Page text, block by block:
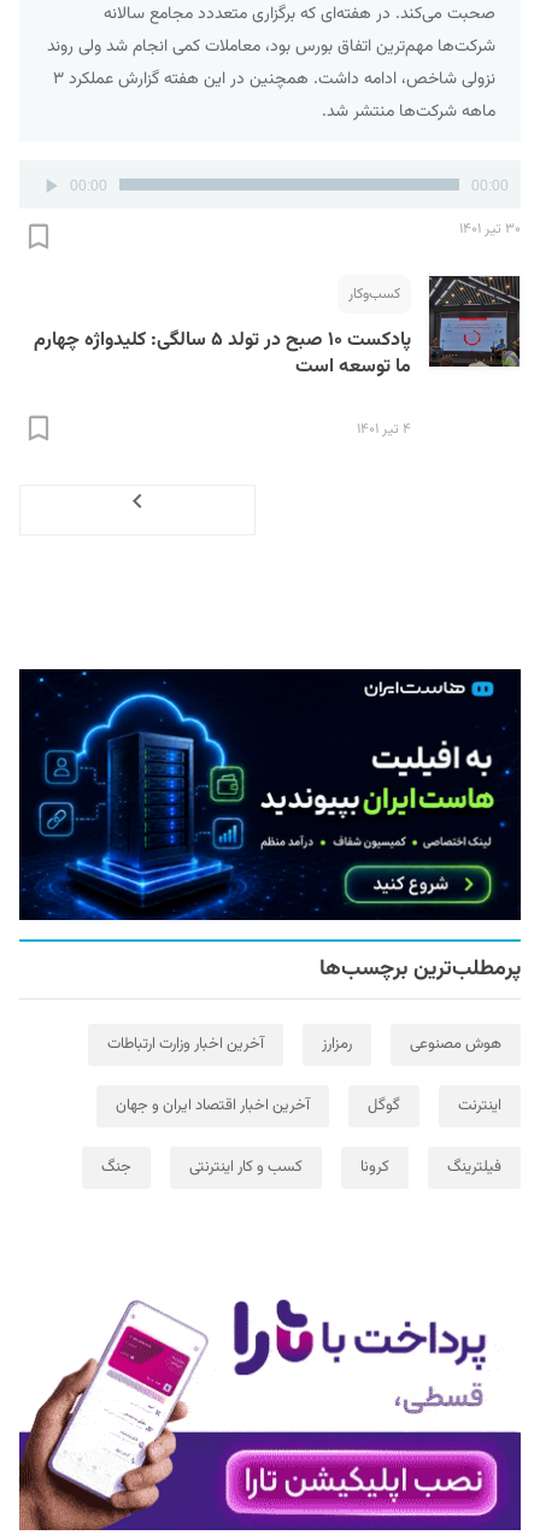
صحبت می‌کند. در هفته‌ای که برگزاری متعددد مجامع سالانه
شرکت‌ها مهم‌ترین اتفاق بورس بود، معاملات کمی انجام شد ولی روند
نزولی شاخص، ادامه داشت. همچنین در این هفته گزارش عملکرد ۳
ماهه شرکت‌ها منتشر شد.
پخش‌کننده
صوت
00:00 00:00
۳۰ تیر ۱۴۰۱
کسب‌و‌کار
پادکست ۱۰ صبح در تولد ۵ سالگی: کلیدواژه چهارم
ما توسعه‌ است
۴ تیر ۱۴۰۱
پرمطلب‌ترین برچسب‌ها
هوش مصنوعی رمزارز آخرین اخبار وزارت ارتباطات
اینترنت گوگل آخرین اخبار اقتصاد ایران و جهان
فیلترینگ کرونا کسب و کار اینترنتی جنگ